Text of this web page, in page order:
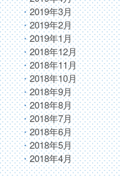
2019年3月
2019年2月
2019年1月
2018年12月
2018年11月
2018年10月
2018年9月
2018年8月
2018年7月
2018年6月
2018年5月
2018年4月